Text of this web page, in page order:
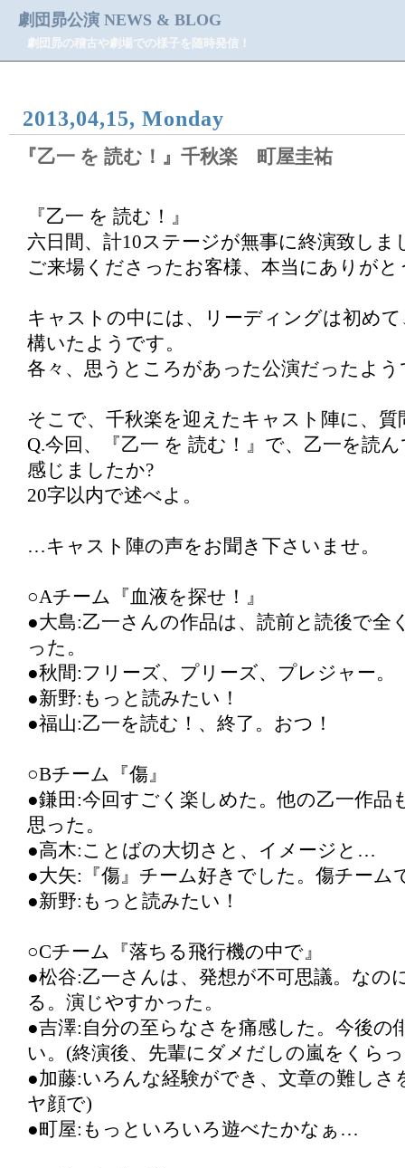
劇団昴公演 NEWS & BLOG
劇団昴の稽古や劇場での様子を随時発信！
2013,04,15, Monday
『乙一 を 読む！』千秋楽 町屋圭祐
『乙一 を 読む！』
六日間、計10ステージが無事に終演致しま
ご来場くださったお客様、本当にありが
キャストの中には、リーディングは初め
構いたようです。
各々、思うところがあった公演だったよう
そこで、千秋楽を迎えたキャスト陣に、
Q.今回、『乙一 を 読む！』で、乙一を読
感じましたか?
20字以内で述べよ。
…キャスト陣の声をお聞き下さいませ。
○Aチーム『血液を探せ！』
●大島:乙一さんの作品は、読前と読後で全
った。
●秋間:フリーズ、プリーズ、プレジャー。
●新野:もっと読みたい！
●福山:乙一を読む！、終了。おつ！
○Bチーム『傷』
●鎌田:今回すごく楽しめた。他の乙一作品
思った。
●高木:ことばの大切さと、イメージと…
●大矢:『傷』チーム好きでした。傷チーム
●新野:もっと読みたい！
○Cチーム『落ちる飛行機の中で』
●松谷:乙一さんは、発想が不可思議。なの
る。演じやすかった。
●吉澤:自分の至らなさを痛感した。今後の
い。(終演後、先輩にダメだしの嵐をくら
●加藤:いろんな経験ができ、文章の難しさ
ヤ顔で)
●町屋:もっといろいろ遊べたかなぁ…